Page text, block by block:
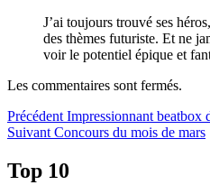
J’ai toujours trouvé ses
des thèmes futuriste. Et ne
voir le potentiel épique et
Les commentaires sont fermés.
Navigation
de
l'article
Précédent Article
précédent :
Impressionnant
Suivant Article
Concours du mois de mars
Top 10